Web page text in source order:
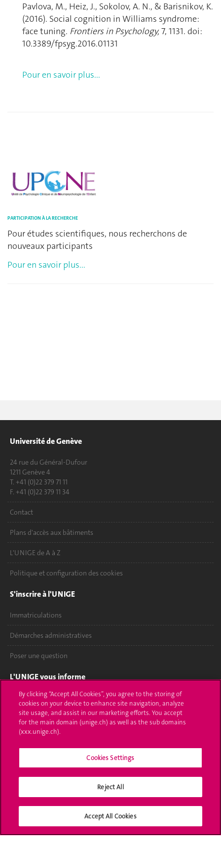
Pavlova, M., Heiz, J., Sokolov, A. N., & Barisnikov, K.
(2016). Social cognition in Williams syndrome:
face tuning. Frontiers in Psychology,7, 1131. doi:
10.3389/fpsyg.2016.01131
Pour en savoir plus...
PARTICIPATION À LA RECHERCHE
Pour études scientifiques, nous recherchons de
nouveaux participants
Pour en savoir plus...
Université de Genève
24 rue du Général-Dufour
1211 Genève 4
T. +41 (0)22 379 71 11
F. +41 (0)22 379 11 34
Contact
Plans d'accès aux bâtiments
L'UNIGE de A à Z
Politique et configuration des cookies
S'inscrire à l'UNIGE
Immatriculations
Démarches administratives
Poser une question
L'UNIGE vous informe
UNIGE Mobile
Médias
Offres d'emploi
Calendrier académique
Médias sociaux UNIGE
By clicking “Accept All Cookies”, you agree to the storing of
cookies on your device to enhance site navigation, analyze
site usage, and assist in our marketing efforts. You accept
for the main domain (unige.ch) as well as the sub domains
(xxx.unige.ch).
Cookies Settings
Reject All
Accept All Cookies